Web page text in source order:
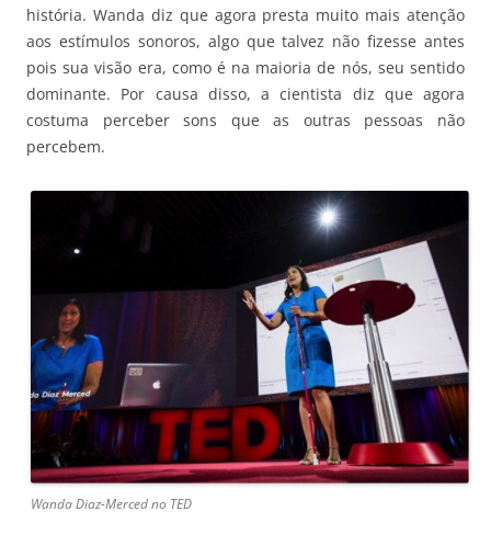
história. Wanda diz que agora presta muito mais atenção
aos estímulos sonoros, algo que talvez não fizesse antes
pois sua visão era, como é na maioria de nós, seu sentido
dominante. Por causa disso, a cientista diz que agora
costuma perceber sons que as outras pessoas não
percebem.
Wanda Diaz-Merced no TED